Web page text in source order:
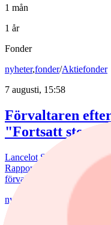
1 mån
1 år
Fonder
nyheter,fonder/Aktiefonder
7 augusti, 15:58
Förvaltaren
"Fortsatt stor
Lancelot Sverige steg
Rapportvinnarna Mips och
förvaltaren Erik Bertilsson
nyheter
Försvarsbolag
6 augusti, 17:03